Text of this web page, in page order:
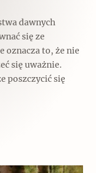
w Warszawie
dawnych
się ze
oznacza to, że nie
się uważnie.
poszczycić się